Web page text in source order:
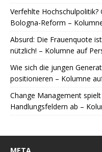
Verfehlte Hochschulpolitik?
Bologna-Reform –
Absurd: Die Frauenquote
nützlich! – Kolumne auf
Wie sich die jungen
positionieren – Kolumne
Change Management
Handlungsfeldern ab –